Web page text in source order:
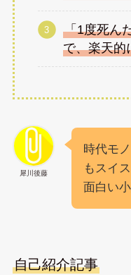
「1度死ん
で、楽天的
犀川後藤
時代モ
もスイ
面白い
自己紹介記事